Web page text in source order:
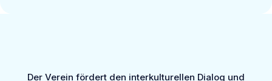
Der Verein fördert den interkulturellen Dialog und